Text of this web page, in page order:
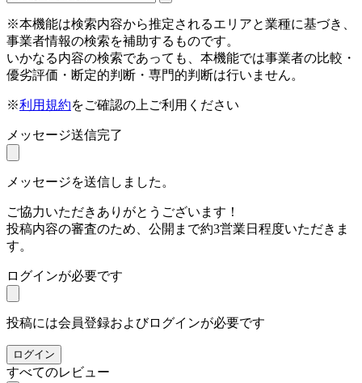
※本機能は検索内容から推定されるエリアと業種に基づき、
事業者情報の検索を補助するものです。
いかなる内容の検索であっても、本機能では事業者の比較・
優劣評価・断定的判断・専門的判断は行いません。
※利用規約をご確認の上ご利用ください
メッセージ送信完了
メッセージを送信しました。
ご協力いただきありがとうございます！
投稿内容の審査のため、公開まで約3営業日程度いただきま
す。
ログインが必要です
投稿には会員登録およびログインが必要です
ログイン
すべてのレビュー